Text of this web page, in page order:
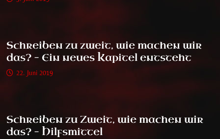
Schreiben zu zweit, wie machen wir
das? – Ein neues Kapitel entsteht
22. Juni 2019
Schreiben zu Zweit, wie machen wir
das? – Hilfsmittel